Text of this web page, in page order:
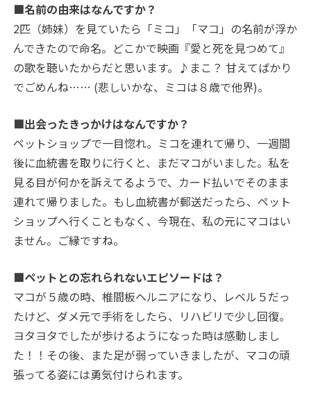
■名前の由来はなんですか？
2匹（姉妹）を見ていたら「ミコ」「マコ」の名前が浮か
んできたので命名。どこかで映画『愛と死を見つめて』
の歌を聴いたからだと思います。♪まこ？ 甘えてばかり
でごめんね…… (悲しいかな、ミコは８歳で他界)。
■出会ったきっかけはなんですか？
ペットショップで一目惚れ。ミコを連れて帰り、一週間
後に血統書を取りに行くと、まだマコがいました。私を
見る目が何かを訴えてるようで、カード払いでそのまま
連れて帰りました。もし血統書が郵送だったら、ペット
ショップへ行くこともなく、今現在、私の元にマコはい
ません。ご縁ですね。
■ペットとの忘れられないエピソードは？
マコが５歳の時、椎間板ヘルニアになり、レベル５だっ
たけど、ダメ元で手術をしたら、リハビリで少し回復。
ヨタヨタでしたが歩けるようになった時は感動しまし
た！！その後、また足が弱っていきましたが、マコの頑
張ってる姿には勇気付けられます。